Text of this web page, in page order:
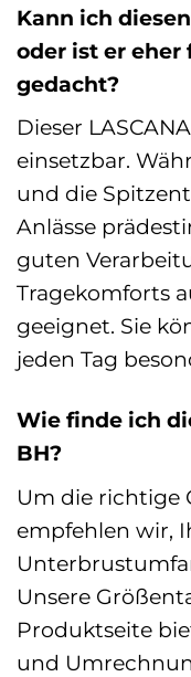
Kann ich
oder ist er eher
gedacht?
Dieser
einsetzbar.
und die
Anlässe
guten
Tragekomforts
geeignet. Sie
jeden Tag
Wie finde ich
BH?
Um die richtige
empfehlen wir,
Unsere
Produktseite
und